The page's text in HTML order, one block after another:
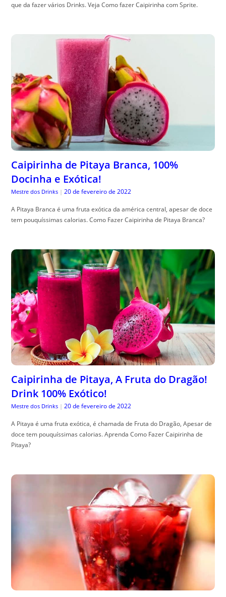
que da fazer vários Drinks. Veja Como fazer Caipirinha com Sprite.
Caipirinha de Pitaya Branca, 100%
Docinha e Exótica!
Mestre dos Drinks | 20 de fevereiro de 2022
A Pitaya Branca é uma fruta exótica da américa central, apesar de doce
tem pouquíssimas calorias. Como Fazer Caipirinha de Pitaya Branca?
Caipirinha de Pitaya, A Fruta do Dragão!
Drink 100% Exótico!
Mestre dos Drinks | 20 de fevereiro de 2022
A Pitaya é uma fruta exótica, é chamada de Fruta do Dragão, Apesar de
doce tem pouquíssimas calorias. Aprenda Como Fazer Caipirinha de
Pitaya?